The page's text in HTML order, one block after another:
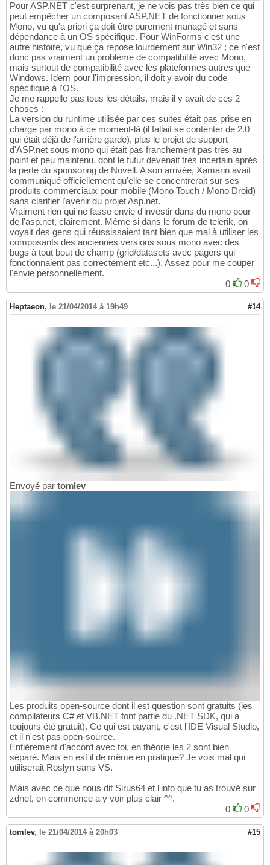
Pour ASP.NET c'est surprenant, je ne vois pas très bien ce qui
peut empêcher un composant ASP.NET de fonctionner sous
Mono, vu qu'a priori ça doit être purement managé et sans
dépendance à un OS spécifique. Pour WinForms c'est une
autre histoire, vu que ça repose lourdement sur Win32 ; ce n'est
donc pas vraiment un problème de compatibilité avec Mono,
mais surtout de compatibilité avec les plateformes autres que
Windows. Idem pour l'impression, il doit y avoir du code
spécifique à l'OS.
Je me rappelle pas tous les détails, mais il y avait de ces 2
choses :
La version du runtime utilisée par ces suites était pas prise en
charge par mono à ce moment-là (il fallait se contenter de 2.0
qui était déjà de l'arrière garde), plus le projet de support
d'ASP.net sous mono qui était pas franchement pas très au
point et peu maintenu, dont le futur devenait très incertain après
la perte du sponsoring de Novell. A son arrivée, Xamarin avait
communiqué officiellement qu'elle se concentrerait sur ses
produits commerciaux pour mobile (Mono Touch / Mono Droid)
sans clarifier l'avenir du projet Asp.net.
Vraiment rien qui ne fasse envie d'investir dans du mono pour
de l'asp.net, clairement. Même si dans le forum de telerik, on
voyait des gens qui réussissaient tant bien que mal à utiliser les
composants des anciennes versions sous mono avec des
bugs à tout bout de champ (grid/datasets avec pagers qui
fonctionnaient pas correctement etc...). Assez pour me couper
l'envie personnellement.
0
0
Heptaeon, le 21/04/2014 à 19h49 #14
Envoyé par tomlev
Les produits open-source dont il est question sont gratuits (les
compilateurs C# et VB.NET font partie du .NET SDK, qui a
toujours été gratuit). Ce qui est payant, c'est l'IDE Visual Studio,
et il n'est pas open-source.
Entièrement d'accord avec toi, en théorie les 2 sont bien
séparé. Mais en est il de même en pratique? Je vois mal qui
utiliserait Roslyn sans VS.
Mais avec ce que nous dit Sirus64 et l'info que tu as trouvé sur
zdnet, on commence a y voir plus clair ^^.
0
0
tomlev, le 21/04/2014 à 20h03 #15